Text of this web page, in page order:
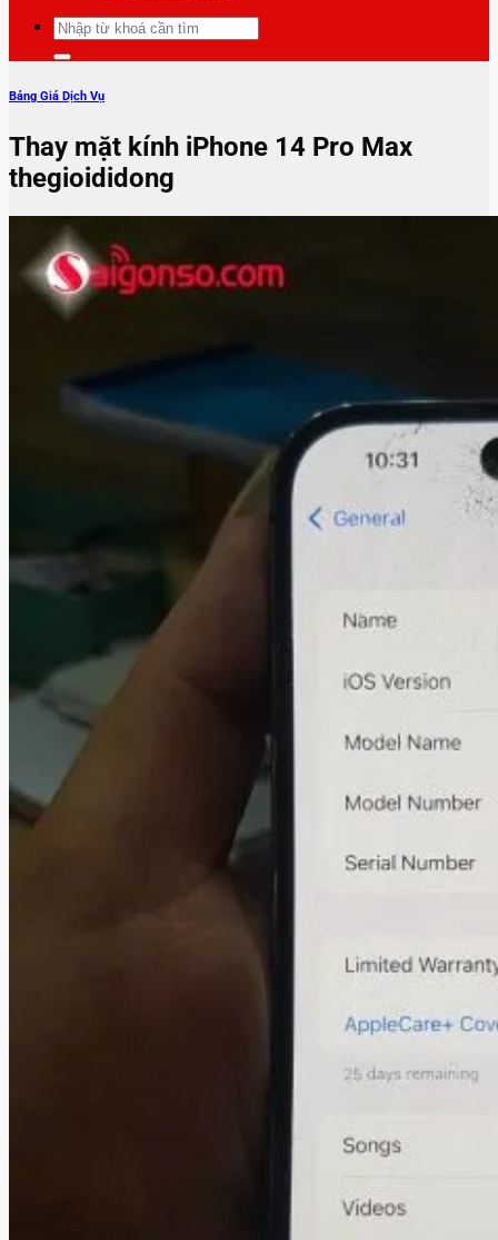
Tìm
kiếm:
Bảng Giá Dịch Vụ
Thay mặt kính iPhone 14 Pro Max
thegioididong